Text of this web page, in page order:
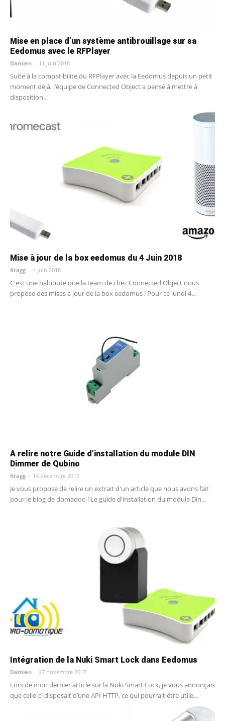
Mise en place d’un système antibrouillage sur sa
Eedomus avec le RFPlayer
Damien - 11 juin 2018
Suite à la compatibilité du RFPlayer avec la Eedomus depuis un petit
moment déjà, l’équipe de Connected Object a pensé à mettre à
disposition...
Mise à jour de la box eedomus du 4 Juin 2018
Kragg - 4 juin 2018
C'est une habitude que la team de chez Connected Object nous
propose des mises à jour de la box eedomus ! Pour ce lundi 4...
A relire notre Guide d’installation du module DIN
Dimmer de Qubino
Kragg - 14 décembre 2017
Je vous propose de relire un extrait d'un article que nous avons fait
pour le blog de domadoo ! Le guide d'installation du module Din...
Intégration de la Nuki Smart Lock dans Eedomus
Damien - 27 novembre 2017
Lors de mon dernier article sur la Nuki Smart Lock, je vous annonçais
que celle-ci disposait d’une API HTTP, ce qui pourrait être utile...